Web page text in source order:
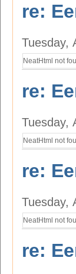
re:
Tuesday,
NeatHtml not
re:
Tuesday,
NeatHtml not
re:
Tuesday,
NeatHtml not
re: